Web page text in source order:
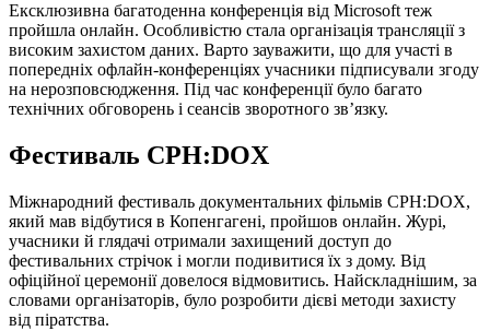
Ексклюзивна багатоденна конференція від Microsoft теж
пройшла онлайн. Особливістю стала організація трансляції з
високим захистом даних. Варто зауважити, що для участі в
попередніх офлайн-конференціях учасники підписували згоду
на нерозповсюдження. Під час конференції було багато
технічних обговорень і сеансів зворотного зв’язку.
Фестиваль CPH:DOX
Міжнародний фестиваль документальних фільмів CPH:DOX,
який мав відбутися в Копенгагені, пройшов онлайн. Журі,
учасники й глядачі отримали захищений доступ до
фестивальних стрічок і могли подивитися їх з дому. Від
офіційної церемонії довелося відмовитись. Найскладнішим, за
словами організаторів, було розробити дієві методи захисту
від піратства.